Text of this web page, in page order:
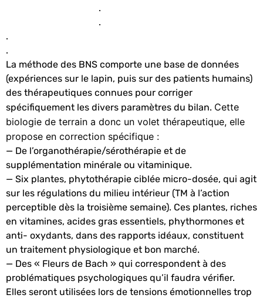
.
.
.
.
La méthode des BNS comporte une base de données
(expériences sur le lapin, puis sur des patients humains)
des thérapeutiques connues pour corriger
spécifiquement les divers paramètres du bilan. Cette
biologie de terrain a donc un volet thérapeutique, elle
propose en correction spécifique :
— De l’organothérapie/sérothérapie et de
supplémentation minérale ou vitaminique.
— Six plantes, phytothérapie ciblée micro-dosée, qui agit
sur les régulations du milieu intérieur (TM à l’action
perceptible dès la troisième semaine). Ces plantes, riches
en vitamines, acides gras essentiels, phythormones et
anti- oxydants, dans des rapports idéaux, constituent
un traitement physiologique et bon marché.
— Des « Fleurs de Bach » qui correspondent à des
problématiques psychologiques qu’il faudra vérifier.
Elles seront utilisées lors de tensions émotionnelles trop